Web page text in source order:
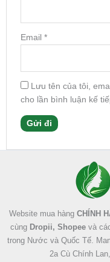
Email *
Lưu tên của tôi,
cho lần bình luận kế
Website mua hàng CHÍNH
cùng Dropii, Shopeevà
trong Nước và Quốc Tế.
2a Cù Chính